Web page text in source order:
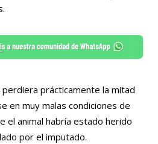
prácticamente la mitad
en muy malas condiciones de
el animal habría estado herido
por el imputado.